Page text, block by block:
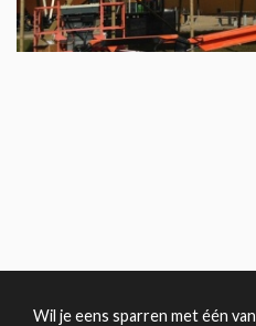
Wil je eens sparren met één